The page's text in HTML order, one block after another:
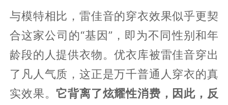
与模特相比，雷佳音的穿衣效果似乎更契
合这家公司的“基因”，即为不同性别和年
龄段的人提供衣物。优衣库被雷佳音穿出
了凡人气质，这正是万千普通人穿衣的真
实效果。 它背离了炫耀性消费，因此，反